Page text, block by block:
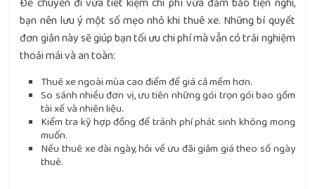
bạn nên lưu ý một số mẹo nhỏ khi thuê xe. Những bí quyết
đơn giản này sẽ giúp bạn tối ưu chi phí mà vẫn có trải nghiệm
thoải mái và an toàn:
Thuê xe ngoài mùa cao điểm để giá cả mềm hơn.
So sánh nhiều đơn vị, ưu tiên những gói trọn gói bao gồm
tài xế và nhiên liệu.
Kiểm tra kỹ hợp đồng để tránh phí phát sinh không mong
muốn.
Nếu thuê xe dài ngày, hỏi về ưu đãi giảm giá theo số ngày
thuê.